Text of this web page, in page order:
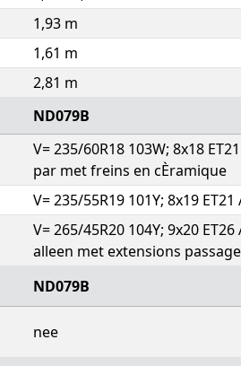
1,93 m
1,61 m
2,81 m
ND079B
V= 235/60R18 103W; 8x18
par met freins en cÈramique
V= 235/55R19 101Y; 8x19
V= 265/45R20 104Y; 9x20
alleen met extensions
ND079B
nee